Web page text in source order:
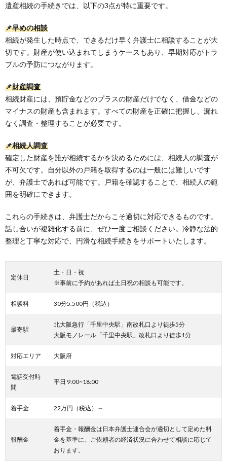
遺産相続の手続きでは、以下の3点が特に重要です。
📌早めの相談
相続が発生した時点で、できるだけ早く弁護士に相談することが大
切です。財産が使い込まれてしまうケースもあり、早期対応がトラ
ブルの予防につながります。
📌財産調査
相続財産には、預貯金などのプラスの財産だけでなく、借金などの
マイナスの財産も含まれます。すべての財産を正確に把握し、漏れ
なく調査・整理することが必要です。
📌相続人調査
確定した財産を誰が相続するかを決めるためには、相続人の調査が
不可欠です。自分以外の戸籍を取得するのは一般には難しいです
が、弁護士であれば可能です。戸籍を確認することで、相続人の範
囲を明確にできます。
これらの手続きは、弁護士だからこそ適切に対応できるものです。
話し合いが複雑化する前に、ぜひ一度ご相談ください。冷静な法的
整理と丁寧な対応で、円滑な相続手続きをサポートいたします。
定休日
土・日・祝
※事前に予約があれば土日祝の相談も可能です。
相談料 30分5.500円（税込）
最寄駅
北大阪急行「千里中央駅」南改札口より徒歩5分
大阪モノレール「千里中央駅」改札口より徒歩1分
対応エリア 大阪府
電話受付時
間
平日 9:00~18:00
着手金 22万円（税込）～
報酬金
着手金・報酬金は日本弁護士連合会が適切として定めた料
金を基準に、ご依頼者の経済状況に合わせて相談に応じて
おります。